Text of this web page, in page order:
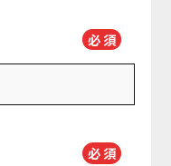
必須
必須